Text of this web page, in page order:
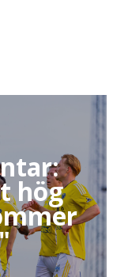
hög